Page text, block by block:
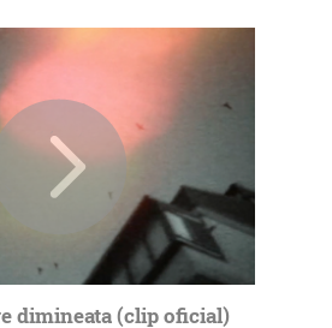
dimineata (clip oficial)